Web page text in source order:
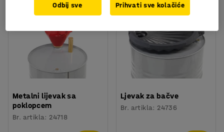
Metalni lijevak sa
poklopcem
Br. artikla: 24718
Ljevak za bačve
Br. artikla: 24736
Odbij sve Prihvati sve kolačiće